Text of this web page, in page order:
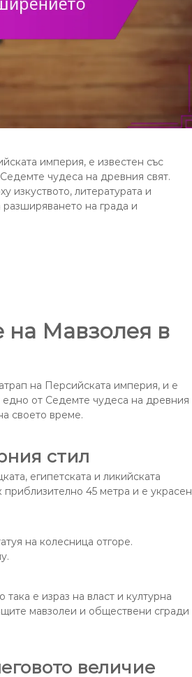
империя, е известен със
чудеса на древния свят.
изкуството, литературата и
на града и
на Мавзолея в
на Персийската империя, и е
едно от Седемте чудеса на древния
своето време.
стил
египетската и ликийската
приблизително 45 метра и е украсен
на колесница отгоре.
е израз на власт и културна
мавзолеи и обществени сгради
величие